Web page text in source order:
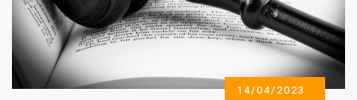
POSTED
14/04/2023